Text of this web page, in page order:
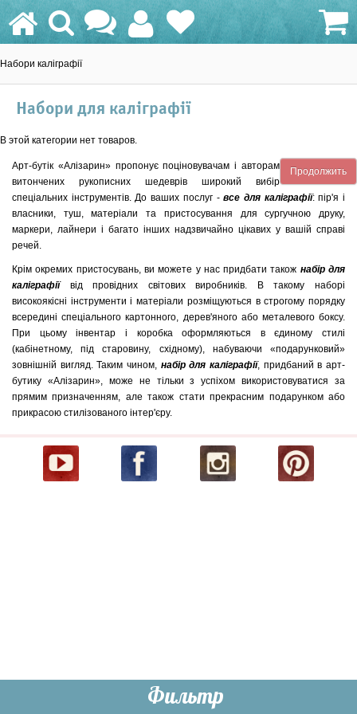
Набори каліграфії
Набори для каліграфії
В этой категории нет товаров.
Продолжить
Арт-бутік «Алізарин» пропонує поціновувачам і авторам
витончених рукописних шедеврів широкий вибір
спеціальних інструментів. До ваших послуг -все для каліграфії: пір'я і
власники, туш, матеріали та пристосування для сургучною друку,
маркери, лайнери і багато інших надзвичайно цікавих у вашій справі
речей.
Крім окремих пристосувань, ви можете у нас придбати також набір для
каліграфіївід провідних світових виробників. В такому наборі
високоякісні інструменти і матеріали розміщуються в строгому порядку
всередині спеціального картонного, дерев'яного або металевого боксу.
При цьому інвентар і коробка оформляються в єдиному стилі
(кабінетному, під старовину, східному), набуваючи «подарунковий»
зовнішній вигляд. Таким чином, набір для каліграфії, придбаний в арт-
бутику «Алізарин», може не тільки з успіхом використовуватися за
прямим призначенням, але також стати прекрасним подарунком або
прикрасою стилізованого інтер'єру.